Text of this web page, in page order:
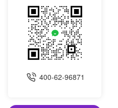
400-62-96871